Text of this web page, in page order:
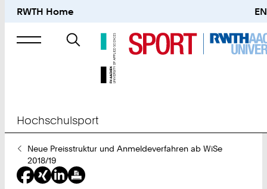
RWTH Home EN
Suche
nach
Hochschulsport
Sie
sind
hier:
Neue Preisstruktur und Anmeldeverfahren ab WiSe
2018/19